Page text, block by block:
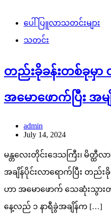
ပေါ်ပြူလာသတင်းများ
သတင်း
တည်းခိုခန်းတစ်ခု
အမောဖောက်ပြီး အ
admin
July 14, 2024
မန္တလေးတိုင်းဒေသကြီး၊ မိတ္ထီ
အချိန်ပိုင်းလာရောက်ပြီး တည်
ဟာ အမောဖောက် သေဆုံးသွာ
နေ့လည် ၁ နာရီခွဲအချိန်က […]